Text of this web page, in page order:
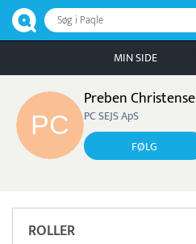
Søg i Paqle
MIN SIDE
Preben
PC SEJS ApS
FØLG
ROLLER